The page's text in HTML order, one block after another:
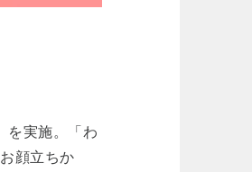
を実施。「わ
顔立ちか